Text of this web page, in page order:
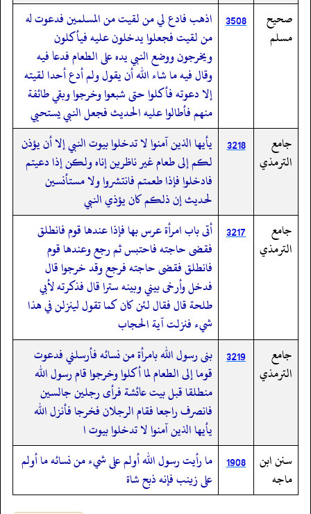
صحيح
مسلم
3508
اذهب فادع لي من لقيت من المسلمين فدعوت له
من لقيت فجعلوا يدخلون عليه فيأكلون
ويخرجون ووضع النبي يده على الطعام فدعا فيه
وقال فيه ما شاء الله أن يقول ولم أدع أحدا لقيته
إلا دعوته فأكلوا حتى شبعوا وخرجوا وبقي طائفة
منهم فأطالوا عليه الحديث فجعل النبي يستحيي
جامع
الترمذي
3218
يأيها الذين آمنوا لا تدخلوا بيوت النبي إلا أن يؤذن
لكم إلى طعام غير ناظرين إناه ولكن إذا دعيتم
فادخلوا فإذا طعمتم فانتشروا ولا مستأنسين
لحديث إن ذلكم كان يؤذي النبي
جامع
الترمذي
3217
أتى باب امرأة عرس بها فإذا عندها قوم فانطلق
فقضى حاجته فاحتبس ثم رجع وعندها قوم
فانطلق فقضى حاجته فرجع وقد خرجوا قال
فدخل وأرخى بيني وبينه سترا قال فذكرته لأبي
طلحة قال فقال لئن كان كما تقول لينزلن في هذا
شيء فنزلت آية الحجاب
جامع
الترمذي
3219
بنى رسول الله بامرأة من نسائه فأرسلني فدعوت
قوما إلى الطعام لما أكلوا وخرجوا قام رسول الله
منطلقا قبل بيت عائشة فرأى رجلين جالسين
فانصرف راجعا فقام الرجلان فخرجا فأنزل الله
يأيها الذين آمنوا لا تدخلوا بيوت ا
سنن ابن
ماجه
1908
ما رأيت رسول الله أولم على شيء من نسائه ما أولم
على زينب فإنه ذبح شاة